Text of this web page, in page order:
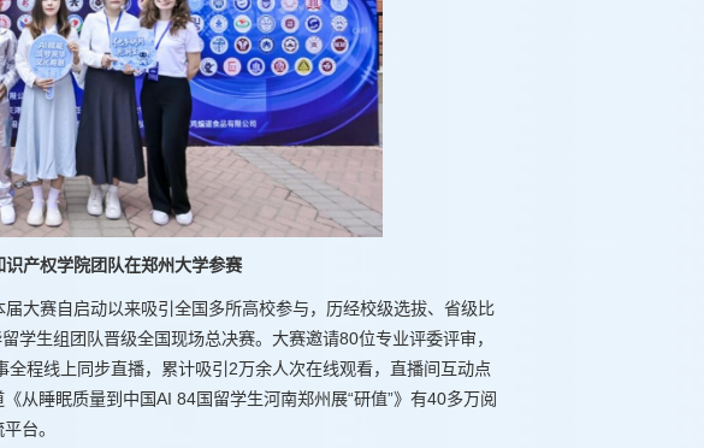
识产权学院团队在郑州大学参赛
大赛自启动以来吸引全国多所高校参与，历经校级选拔、省级比
学生组团队晋级全国现场总决赛。大赛邀请80位专业评委评审，
程线上同步直播，累计吸引2万余人次在线观看，直播间互动点
从睡眠质量到中国AI 84国留学生河南郑州展“研值”》有40多万阅
台。